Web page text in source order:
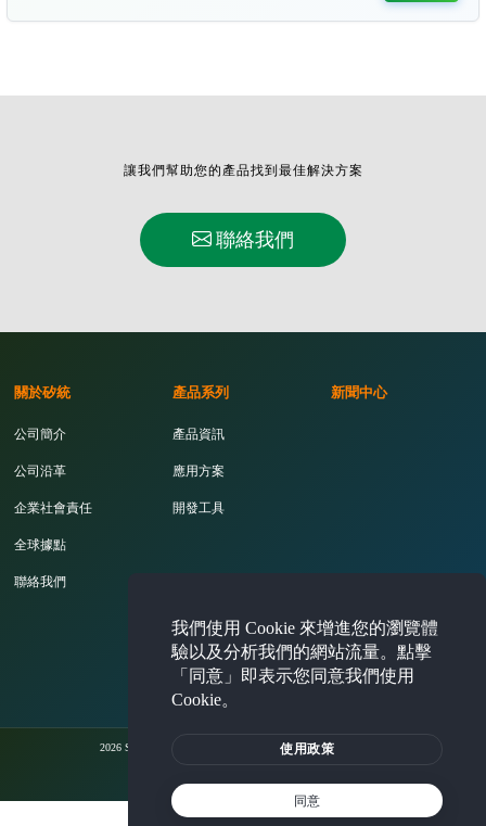
讓我們幫助您的產品找到最佳解決方案
聯絡我們
關於矽統
公司簡介
公司沿革
企業社會責任
全球據點
聯絡我們
產品系列
產品資訊
應用方案
開發工具
新聞中心
投資人專區
2026 Silicon Integrated Systems Corporation. All rights reserved.
我們使用 Cookie 來增進您的瀏覽體
驗以及分析我們的網站流量。點擊
「同意」即表示您同意我們使用
Cookie。
使用政策
同意